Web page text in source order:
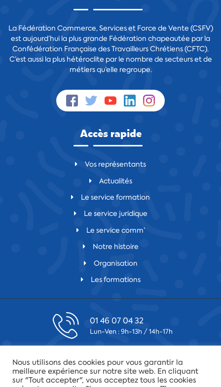
La Fédération Commerce, Services et Force de Vente (CSFV)
est aujourd’hui la plus grande Fédération chapeautée par la
Confédération Française des Travailleurs Chrétiens (CFTC).
C’est aussi la plus hétéroclite par le nombre de secteurs et de
métiers qu’elle regroupe.
Accès rapide
Vos représentants
Actualités
Le service formation
Le service juridique
Le service comm’
Notre histoire
Organisation
Les formations
01 46 07 04 32
Lun-Ven : 9h-13h / 14h-17h
Laissez-nous un message
Nous utilisons des cookies pour vous garantir la
meilleure expérience sur notre site web. En cliquant
sur "Tout accepter", vous acceptez tous les cookies